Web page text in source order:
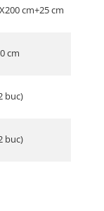
cm+25 cm
cm
buc)
buc)